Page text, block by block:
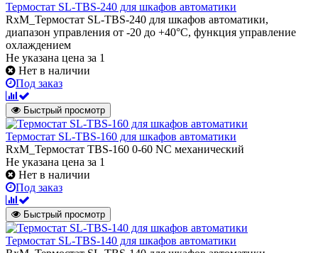
Термостат SL-TBS-240 для шкафов автоматики
RxM_Термостат SL-TBS-240 для шкафов автоматики,
диапазон управления от -20 до +40°С, функция управление
охлаждением
Не указана цена за 1
Нет в наличии
Под заказ
Быстрый просмотр
Термостат SL-TBS-160 для шкафов автоматики
RxM_Термостат TBS-160 0-60 NC механический
Не указана цена за 1
Нет в наличии
Под заказ
Быстрый просмотр
Термостат SL-TBS-140 для шкафов автоматики